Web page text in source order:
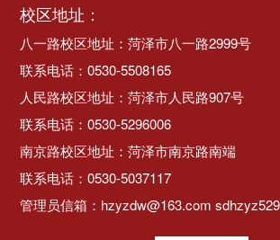
校区地址：
八一路校区地址：菏泽市八一路2999号
联系电话：0530-5508165
人民路校区地址：菏泽市人民路907号
联系电话：0530-5296006
南京路校区地址：菏泽市南京路南端
联系电话：0530-5037117
管理员信箱：hzyzdw@163.com